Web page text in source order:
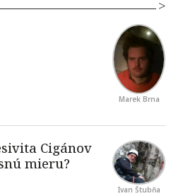
Marek Brna
Ivan Štubňa